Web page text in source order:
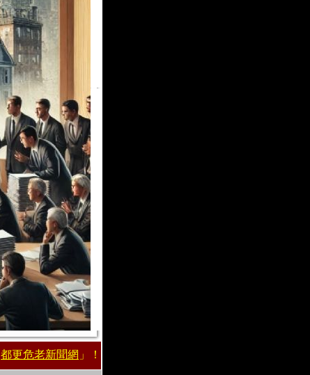
都更危老新聞網 」！